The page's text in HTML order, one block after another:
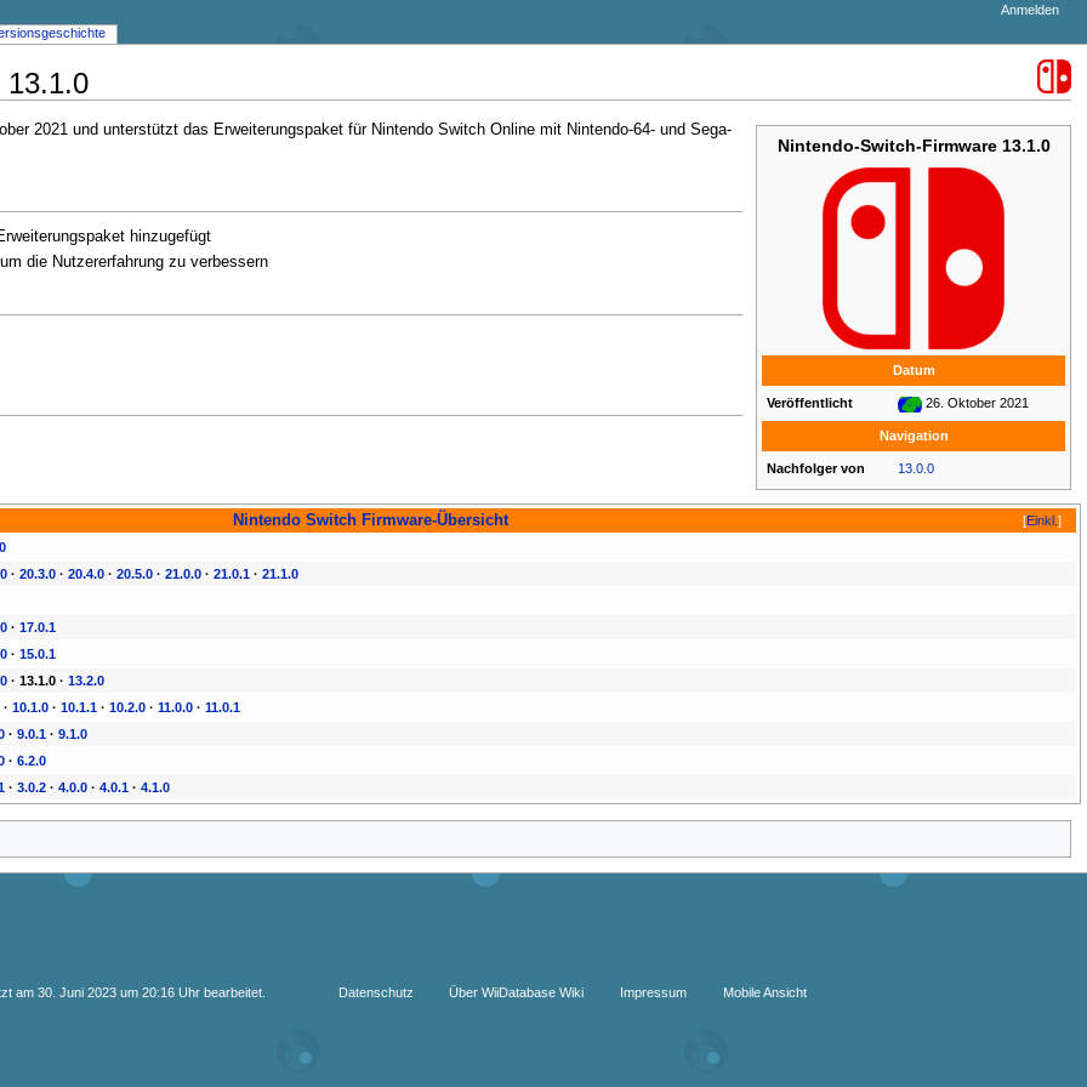
13.1.0
Nintendo-Switch-Firmware 13.1.0
Datum
Veröffentlicht 26. Oktober 2021
Navigation
Nachfolger von 13.0.0
2021 und unterstützt das Erweiterungspaket für Nintendo Switch Online mit Nintendo-64- und Sega-
hinzugefügt
die Nutzererfahrung zu verbessern
[Einkl.]
Nintendo Switch Firmware-Übersicht
· 20.3.0 · 20.4.0 · 20.5.0 · 21.0.0 · 21.0.1 · 21.1.0
· 17.0.1
· 15.0.1
· 13.1.0 · 13.2.0
· 10.1.0 · 10.1.1 · 10.2.0 · 11.0.0 · 11.0.1
· 9.0.1 · 9.1.0
· 6.2.0
· 3.0.2 · 4.0.0 · 4.0.1 · 4.1.0
Anmelden
am 30. Juni 2023 um 20:16 Uhr bearbeitet. Datenschutz Über WiiDatabase Wiki Impressum Mobile Ansicht